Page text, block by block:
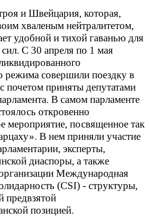
и Швейцария, которая,
хваленым нейтралитетом,
удобной и тихой гаванью для
С 30 апреля по 1 мая
режима совершили поездку в
почетом приняты депутатами
В самом парламенте
откровенно
мероприятие, посвященное так
В нем приняли участие
эксперты,
диаспоры, а также
Международная
(CSI) - структуры,
предвзятой
позицией.